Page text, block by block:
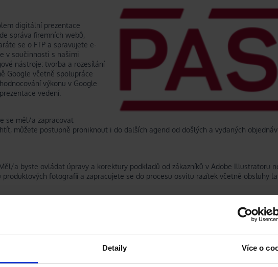
Detaily Více o
digitální prezentace
správa firemních webů,
se o FTP a spravujete e-
v součinnosti s našimi
nástroje: tvorba a rozesílání
Google včetně spolupráce
výkonu v Google
vedení.
se měl/a zapracovat
můžete postupně proniknout i do dalších agend od došlých a vydaných
a byste ovládat úpravy a korektury podkladů od zákazníků v Adobe Illustratoru
fotografií a zapracujete se do procesu osvitu razítek včetně obsluhy
orientace v MySQL
platforma)
- Adobe Illustrator nebo Corel Draw - na úrovni umožňující úpravy tiskových